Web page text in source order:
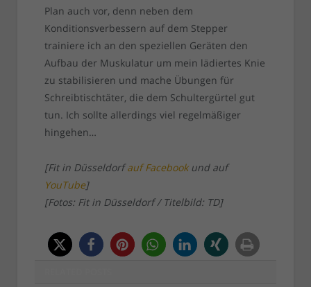
Plan auch vor, denn neben dem
Konditionsverbessern auf dem Stepper
trainiere ich an den speziellen Geräten den
Aufbau der Muskulatur um mein lädiertes Knie
zu stabilisieren und mache Übungen für
Schreibtischtäter, die dem Schultergürtel gut
tun. Ich sollte allerdings viel regelmäßiger
hingehen…
[Fit in Düsseldorfauf Facebookund auf
YouTube]
[Fotos: Fit in Düsseldorf / Titelbild: TD]